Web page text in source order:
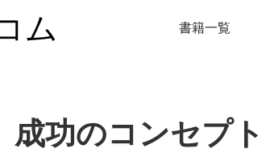
ム 書籍一覧
成功のコンセプト